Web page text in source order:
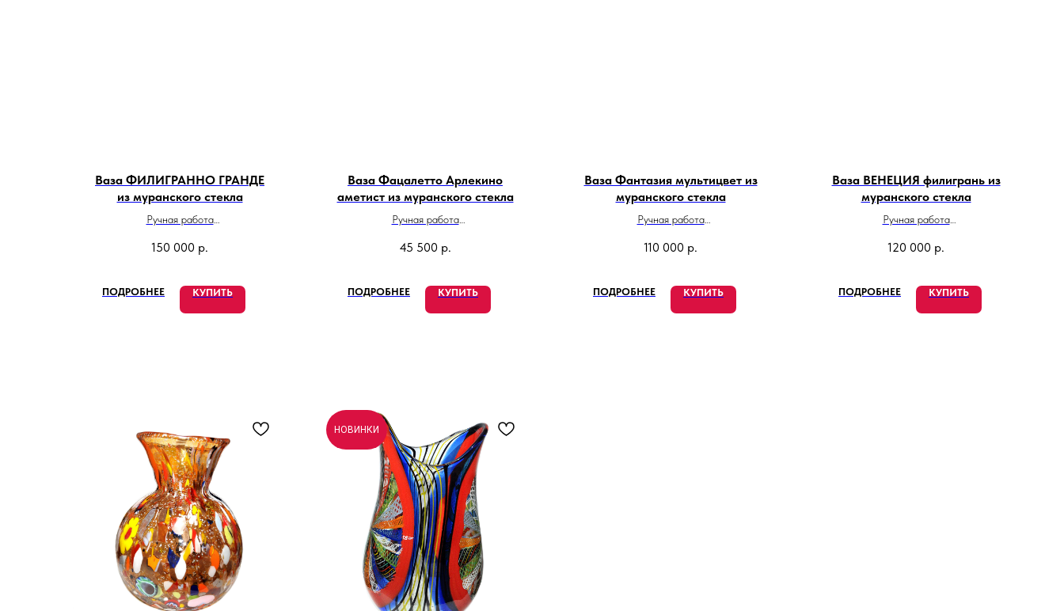
Ваза ФИЛИГРАННО ГРАНДЕ
из муранского стекла
Ручная работа
Сделано в Италии
150 000 р.
ПОДРОБНЕЕ КУПИТЬ
Ваза Фацалетто Арлекино
аметист из муранского стекла
Ручная работа
Сделано в Италии
45 500 р.
ПОДРОБНЕЕ КУПИТЬ
Ваза Фантазия мультицвет из
муранского стекла
Ручная работа
110 000 р.
ПОДРОБНЕЕ КУПИТЬ
Ваза ВЕНЕЦИЯ филигрань из
муранского стекла
Ручная работа
Сделано в Италии
120 000 р.
ПОДРОБНЕЕ КУПИТЬ
НОВИНКИ